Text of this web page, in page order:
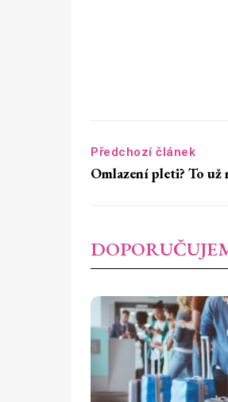
Předchozí článek
Omlazení pleti? To